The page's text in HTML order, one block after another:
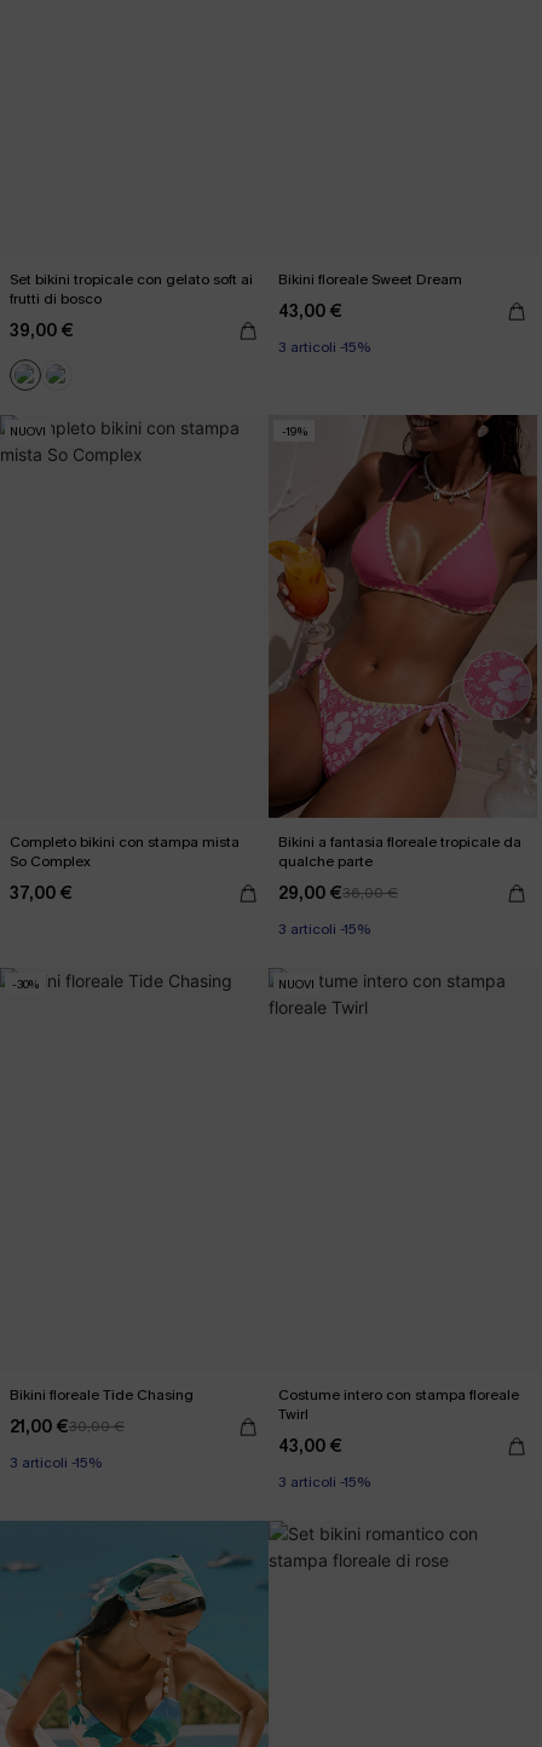
Set bikini tropicale con gelato soft ai
frutti di bosco
39,00 €
Bikini floreale Sweet Dream
43,00 €
3 articoli -15%
NUOVI
Completo bikini con stampa mista
So Complex
37,00 €
-19%
Bikini a fantasia floreale tropicale da
qualche parte
29,00 €36,00 €
3 articoli -15%
-30%
Bikini floreale Tide Chasing
21,00 €30,00 €
3 articoli -15%
NUOVI
Costume intero con stampa floreale
Twirl
43,00 €
3 articoli -15%